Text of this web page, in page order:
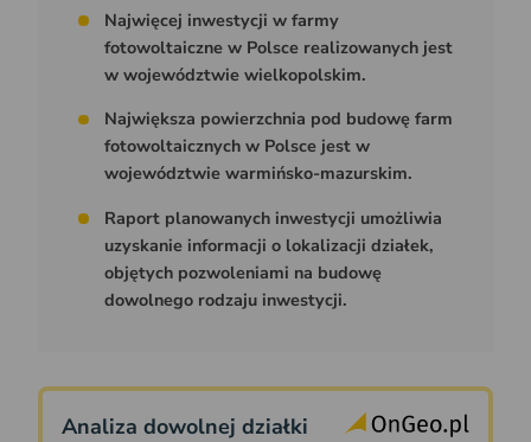
Najwięcej inwestycji w farmy
fotowoltaiczne w Polsce realizowanych jest
w województwie wielkopolskim.
Największa powierzchnia pod budowę farm
fotowoltaicznych w Polsce jest w
województwie warmińsko-mazurskim.
Raport planowanych inwestycji umożliwia
uzyskanie informacji o lokalizacji działek,
objętych pozwoleniami na budowę
dowolnego rodzaju inwestycji.
Analiza dowolnej działki